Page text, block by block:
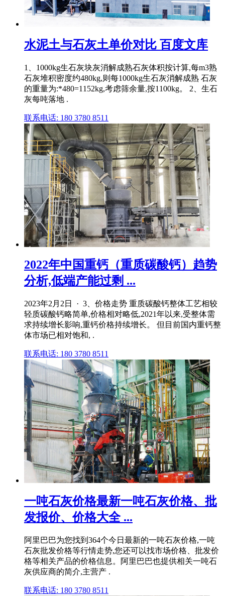
水泥土与石灰土单价对比 百度文库
1、1000kg生石灰块灰消解成熟石灰体积按计算,每m3熟
石灰堆积密度约480kg,则每1000kg生石灰消解成熟 石灰
的重量为:*480=1152kg,考虑筛余量,按1100kg。 2、生石
灰每吨落地 .
联系电话: 180 3780 8511
2022年中国重钙（重质碳酸钙）趋势
分析,低端产能过剩 ...
2023年2月2日 · 3、价格走势 重质碳酸钙整体工艺相较
轻质碳酸钙略简单,价格相对略低,2021年以来,受整体需
求持续增长影响,重钙价格持续增长。 但目前国内重钙整
体市场已相对饱和, .
联系电话: 180 3780 8511
一吨石灰价格最新一吨石灰价格、批
发报价、价格大全 ...
阿里巴巴为您找到364个今日最新的一吨石灰价格,一吨
石灰批发价格等行情走势,您还可以找市场价格、批发价
格等相关产品的价格信息。阿里巴巴也提供相关一吨石
灰供应商的简介,主营产 .
联系电话: 180 3780 8511